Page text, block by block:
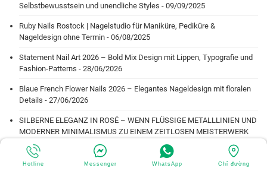
Selbstbewusstsein und unendliche Styles - 09/09/2025
Ruby Nails Rostock | Nagelstudio für Maniküre, Pediküre &
Nageldesign ohne Termin - 06/08/2025
Statement Nail Art 2026 – Bold Mix Design mit Lippen, Typografie und
Fashion-Patterns - 28/06/2026
Blaue French Flower Nails 2026 – Elegantes Nageldesign mit floralen
Details - 27/06/2026
SILBERNE ELEGANZ IN ROSÉ – WENN FLÜSSIGE METALLLINIEN UND
MODERNER MINIMALISMUS ZU EINEM ZEITLOSEN MEISTERWERK
DER NAIL-ART WERDEN - 26/06/2026
ROSA SONNENBLÜTEN UND GOLDENE ELEGANZ – DAS ULTIMATIVE
Hotline Messenger WhatsApp Chỉ đường